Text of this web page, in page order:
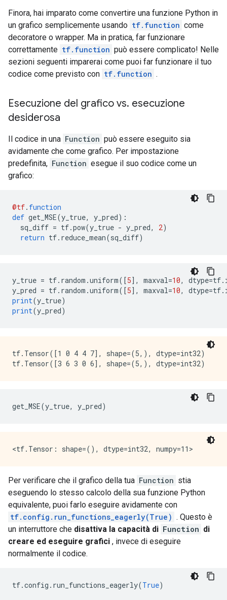
    value {
      list {
        shape {
        }
        shape {
        }
      }
  }
  attr {
    key: "then_branch"
      func {
        name: "cond_true_33"
      }
    }
  }
  name: "cond/Identity"
  op: "Identity"
  input: "cond"
  attr {
    }
  }
}
node {
  attr {
    key: "T"
  }
}
  input: "cond/Identity_1"
    value {
      type: DT_INT32
    }
  }
library {
  function {
    signature {
        name: "cond_placeholder"
Finora, hai imparato come convertire una funzione Python in
un grafico semplicemente usando tf.function come
decoratore o wrapper. Ma in pratica, far funzionare
correttamente tf.function può essere complicato! Nelle
sezioni seguenti imparerai come puoi far funzionare il tuo
codice come previsto con tf.function .
Esecuzione del grafico vs. esecuzione
desiderosa
Il codice in una Function può essere eseguito sia
avidamente che come grafico. Per impostazione
predefinita, Function esegue il suo codice come un
grafico:
@tf. function
def get_MSE(y_true, y_pred):
sq_diff = tf.pow(y_true - y_pred, 2)
return tf. reduce_mean(sq_diff)
y_true = tf. random .uniform([5], maxval=10, dtype=tf.
y_pred = tf. random .uniform([5], maxval=10, dtype=tf.
print(y_true)
print(y_pred)
tf.Tensor([1 0 4 4 7], shape=(5,), dtype=int32)
get_MSE(y_true, y_pred)
Per verificare che il grafico della tua Function stia
eseguendo lo stesso calcolo della sua funzione Python
equivalente, puoi farlo eseguire avidamente con
tf.config.run_functions_eagerly(True) . Questo è
un interruttore che disattiva la capacità di Function di
creare ed eseguire grafici , invece di eseguire
normalmente il codice.
tf.config . run_functions_eagerly(True)